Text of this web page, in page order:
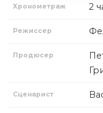
Хронометраж 2
Режиссер
Продюсер
Сценарист